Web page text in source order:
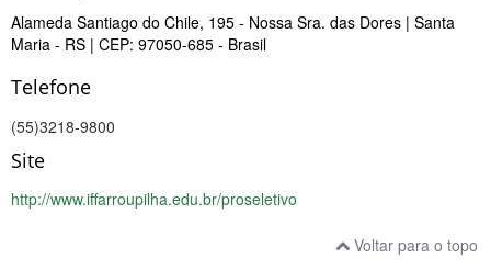
Alameda Santiago do Chile, 195 - Nossa Sra. das Dores | Santa
Maria - RS | CEP: 97050-685 - Brasil
Telefone
(55)3218-9800
Site
http://www.iffarroupilha.edu.br/proseletivo
Voltar para o topo